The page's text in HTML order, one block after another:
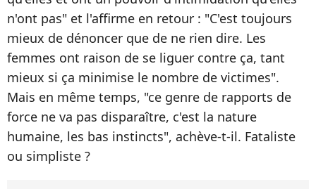
n'ont pas" et l'affirme en retour : "C'est toujours
mieux de dénoncer que de ne rien dire. Les
femmes ont raison de se liguer contre ça, tant
mieux si ça minimise le nombre de victimes".
Mais en même temps, "ce genre de rapports de
force ne va pas disparaître, c'est la nature
humaine, les bas instincts", achève-t-il. Fataliste
ou simpliste ?